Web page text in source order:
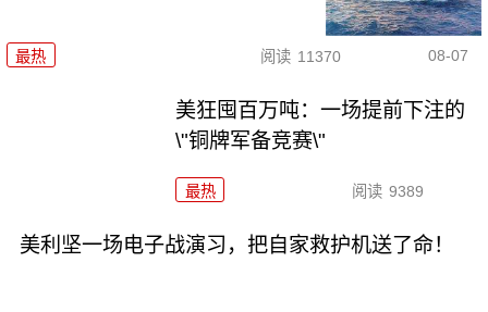
最热 阅读 11370 08-07
美狂囤百万吨：一场提前下注的
\"铜牌军备竞赛\"
最热 阅读 9389
美利坚一场电子战演习，把自家救护机送了命！